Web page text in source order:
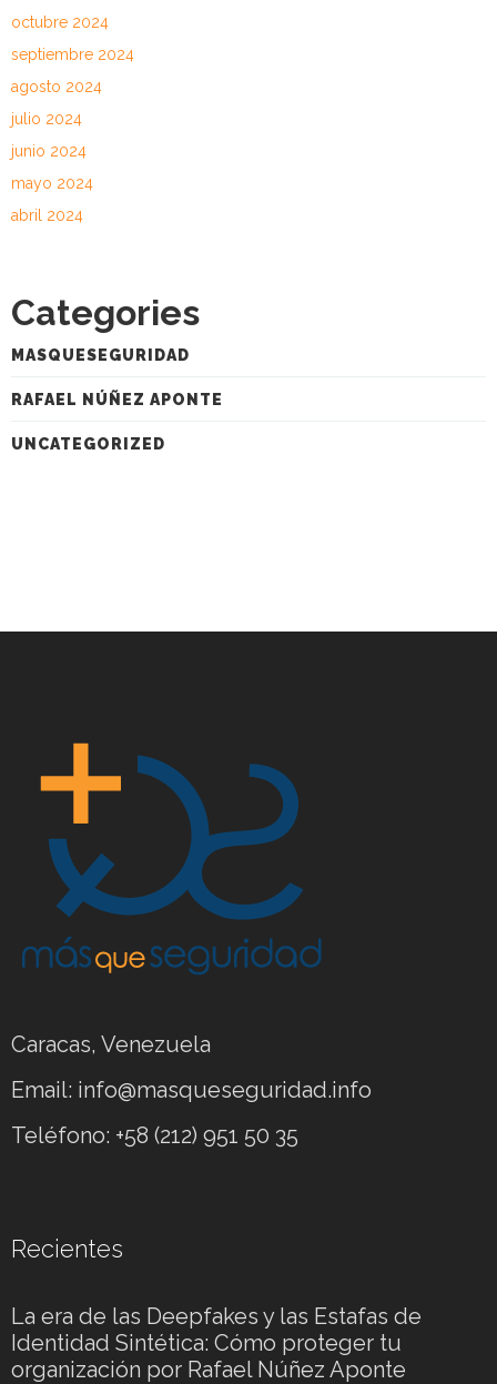
octubre 2024
septiembre 2024
agosto 2024
julio 2024
junio 2024
mayo 2024
abril 2024
Categories
MASQUESEGURIDAD
RAFAEL NÚÑEZ APONTE
UNCATEGORIZED
Caracas, Venezuela
Email: info@masqueseguridad.info
Teléfono: +58 (212) 951 50 35
Recientes
La era de las Deepfakes y las Estafas de
Identidad Sintética: Cómo proteger tu
organización por Rafael Núñez Aponte